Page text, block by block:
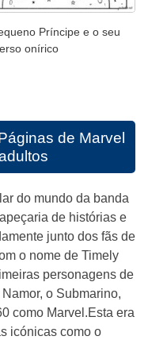
Príncipe e o seu
onírico
de Marvel
do mundo da banda
de histórias e
junto dos fãs de
o nome de Timely
personagens de
o Submarino,
como Marvel.Esta era
icónicas como o